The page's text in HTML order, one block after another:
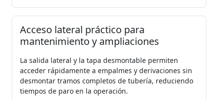
Acceso lateral práctico para
mantenimiento y ampliaciones
La salida lateral y la tapa desmontable permiten
acceder rápidamente a empalmes y derivaciones sin
desmontar tramos completos de tubería, reduciendo
tiempos de paro en la operación.